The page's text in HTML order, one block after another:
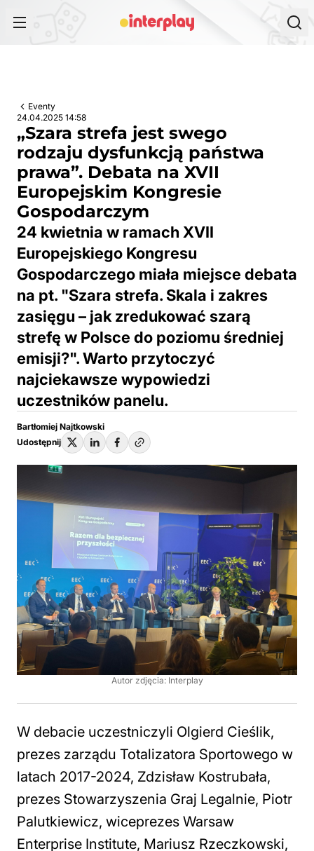
Eventy
24.04.2025 14:58
„Szara strefa jest swego
rodzaju dysfunkcją państwa
prawa”. Debata na XVII
Europejskim Kongresie
Gospodarczym
24 kwietnia w ramach XVII
Europejskiego Kongresu
Gospodarczego miała miejsce debata
na pt. "Szara strefa. Skala i zakres
zasięgu – jak zredukować szarą
strefę w Polsce do poziomu średniej
emisji?". Warto przytoczyć
najciekawsze wypowiedzi
uczestników panelu.
Bartłomiej Najtkowski
Udostępnij
Autor zdjęcia: Interplay
W debacie uczestniczyli Olgierd Cieślik,
prezes zarządu Totalizatora Sportowego w
latach 2017-2024, Zdzisław Kostrubała,
prezes Stowarzyszenia Graj Legalnie, Piotr
Palutkiewicz, wiceprezes Warsaw
Enterprise Institute, Mariusz Rzeczkowski,